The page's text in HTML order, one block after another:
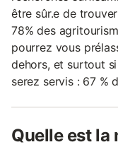
être sûr.e de
78% des
pourrez vous
dehors, et surtout
serez servis : 67 %
Quelle est la